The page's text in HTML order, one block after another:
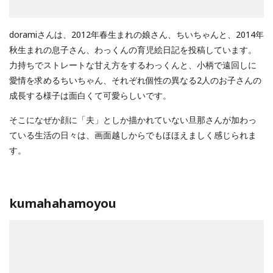
doramiさんは、2012年春生まれの娘さん、ちいちゃんと、2014年
秋生まれの息子さん、わっくんの育児絵日記を投稿しています。
力持ちでストレートな甘え方をするわっくんと、小柄で遠回しに
愛情を求めるちいちゃん、それぞれ個性の異なる2人のお子さんの
成長する様子は面白くて可愛らしいです。
そこになぜか顔に「夫」としか描かれていない旦那さんが加わっ
ている生活の日々は、画面越しからでもほほえましく感じられま
す。
kumahahamoyou